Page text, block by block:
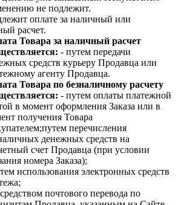
не подлежит.
оплате за наличный или
расчет.
Товара за наличный расчет
- путем передачи
средств курьеру Продавца или
агенту Продавца.
Товара по безналичному расчету
- путем оплаты платежной
в момент оформления Заказа или в
получения Товара
перечисления
денежных средств на
счет Продавца (при условии
номера Заказа);
использования электронных средств
почтового перевода по